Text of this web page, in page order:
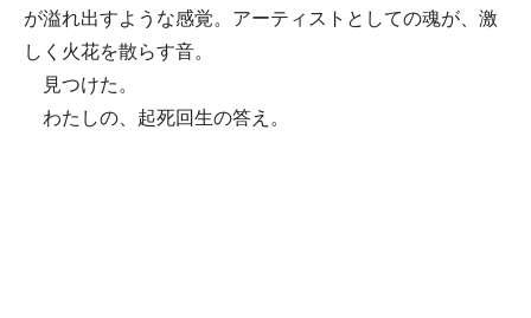
が溢れ出すような感覚。アーティストとしての魂が、激
しく火花を散らす音。
見つけた。
わたしの、起死回生の答え。